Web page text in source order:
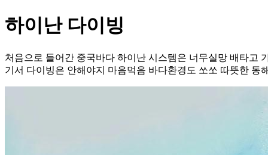
하이난 다이빙
처음으로 들어간 중국바다 하이난 시스템은 너무실망 배타고
기서 다이빙은 안해야지 마음먹음 바다환경도 쏘쏘 따뜻한 동